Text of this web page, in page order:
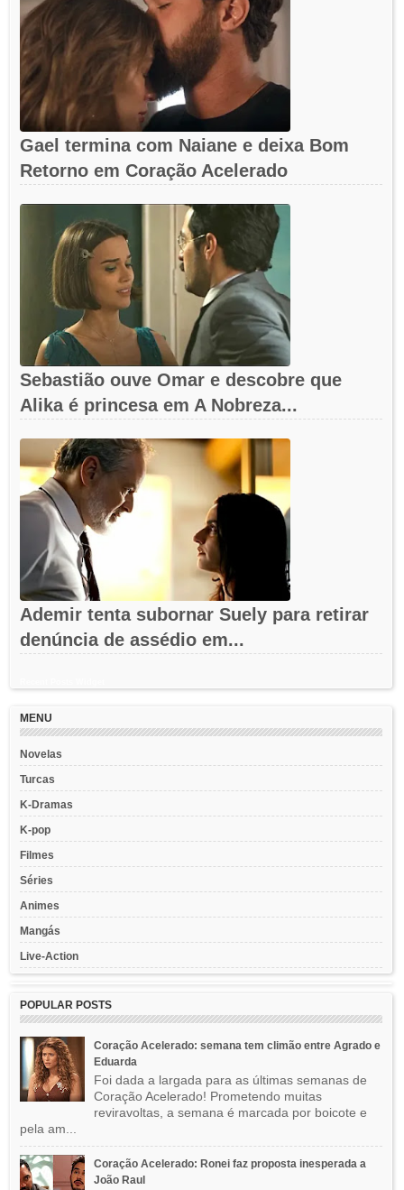
Gael termina com Naiane e deixa Bom
Retorno em Coração Acelerado
Sebastião ouve Omar e descobre que
Alika é princesa em A Nobreza...
Ademir tenta subornar Suely para retirar
denúncia de assédio em...
MENU
Novelas
Turcas
K-Dramas
K-pop
Filmes
Séries
Animes
Mangás
Live-Action
POPULAR POSTS
Coração Acelerado: semana tem climão entre Agrado e
Eduarda
Foi dada a largada para as últimas semanas de
Coração Acelerado! Prometendo muitas
reviravoltas, a semana é marcada por boicote e
pela am...
Coração Acelerado: Ronei faz proposta inesperada a
João Raul